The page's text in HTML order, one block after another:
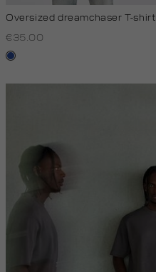
Oversized dreamchaser T-shirt
€35.00
kobaltblauw